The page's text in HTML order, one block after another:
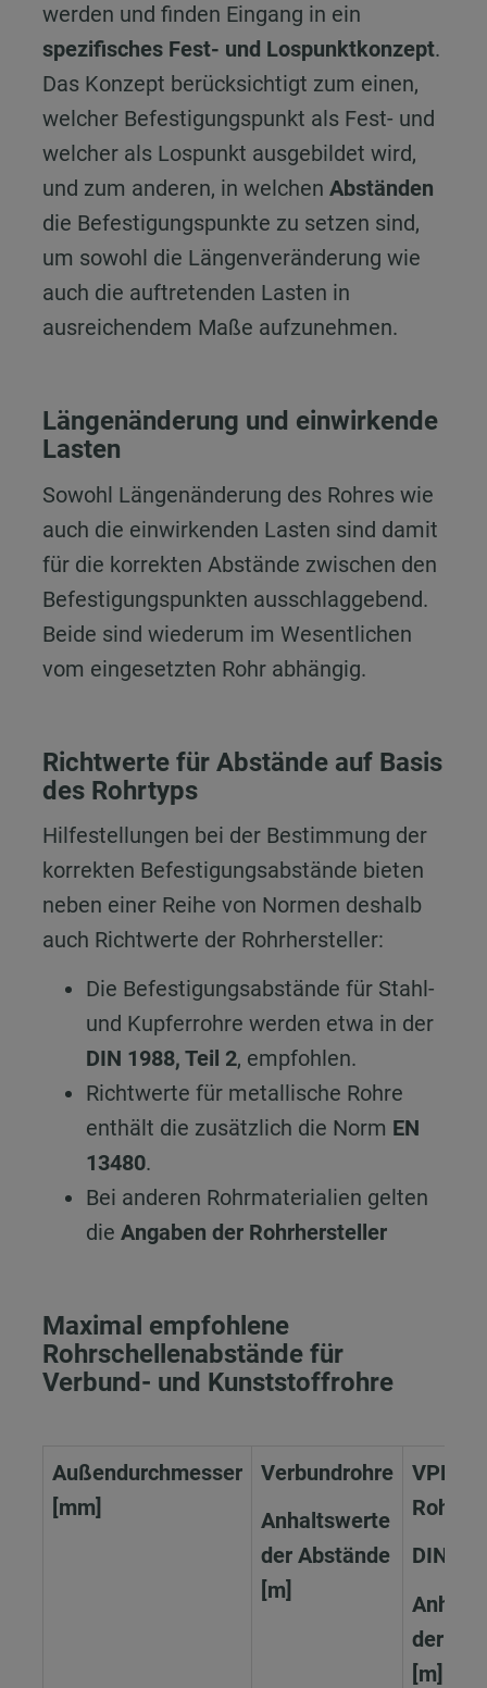
werden und finden Eingang in ein
spezifisches Fest- und Lospunktkonzept.
Das Konzept berücksichtigt zum einen,
welcher Befestigungspunkt als Fest- und
welcher als Lospunkt ausgebildet wird,
und zum anderen, in welchen Abständen
die Befestigungspunkte zu setzen sind,
um sowohl die Längenveränderung wie
auch die auftretenden Lasten in
ausreichendem Maße aufzunehmen.
Längenänderung und einwirkende
Lasten
Sowohl Längenänderung des Rohres wie
auch die einwirkenden Lasten sind damit
für die korrekten Abstände zwischen den
Befestigungspunkten ausschlaggebend.
Beide sind wiederum im Wesentlichen
vom eingesetzten Rohr abhängig.
Richtwerte für Abstände auf Basis
des Rohrtyps
Hilfestellungen bei der Bestimmung der
korrekten Befestigungsabstände bieten
neben einer Reihe von Normen deshalb
auch Richtwerte der Rohrhersteller:
Die Befestigungsabstände für Stahl-
und Kupferrohre werden etwa in der
DIN 1988, Teil 2, empfohlen.
Richtwerte für metallische Rohre
enthält die zusätzlich die Norm EN
13480.
Bei anderen Rohrmaterialien gelten
die Angaben der Rohrhersteller
Maximal empfohlene
Rohrschellenabstände für
Verbund- und Kunststoffrohre
Außendurchmesser
[mm]
Verbundrohre
Anhaltswerte
der Abstände
[m]
VPE-
Rohre
DIN
der
[m]